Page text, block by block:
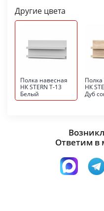
Другие цвета
Полка навесная
НК STERN Т-13
Белый
НК
Дуб
Ответим в